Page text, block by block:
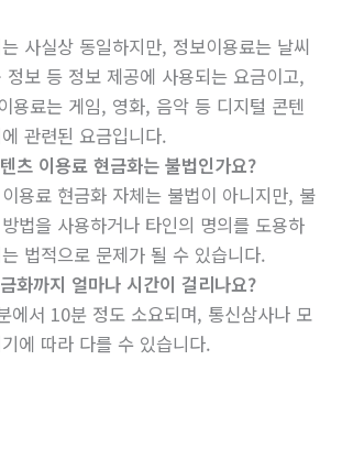
사실상 동일하지만, 정보이용료는 날씨
정보 등 정보 제공에 사용되는 요금이고,
용료는 게임, 영화, 음악 등 디지털 콘텐
관련된 요금입니다.
츠 이용료 현금화는 불법인가요?
용료 현금화 자체는 불법이 아니지만, 불
법을 사용하거나 타인의 명의를 도용하
법적으로 문제가 될 수 있습니다.
화까지 얼마나 시간이 걸리나요?
에서 10분 정도 소요되며, 통신삼사나 모
에 따라 다를 수 있습니다.